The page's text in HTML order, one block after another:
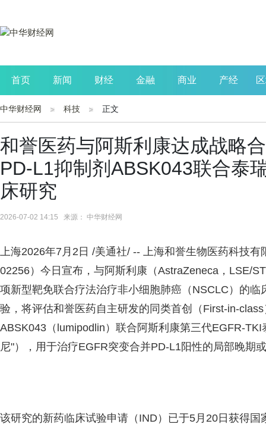
首页 新闻 财经 金融 商业 产经
公司 生活 读书
中华财经网 科技 正文
和誉医药与阿斯利康达成战略
PD-L1抑制剂ABSK043联合泰
床研究
2026-07-02 14:15 来源： 中华财经网
上海2026年7月2日 /美通社/ -- 上海和誉生物医药科技
02256）今日宣布，与阿斯利康（AstraZeneca，LSE/
项新型靶免联合疗法治疗非小细胞肺癌（NSCLC）的
验，将评估和誉医药自主研发的同类首创（First-in-
ABSK043（lumipodlin）联合阿斯利康第三代EGFR-TKI
尼"），用于治疗EGFR突变合并PD-L1阳性的局部晚期
该研究的新药临床试验申请（IND）已于5月20日获得